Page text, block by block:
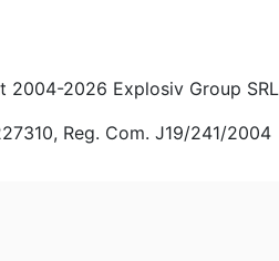
2004-2026 Explosiv Group SRL
Reg. Com. J19/241/2004